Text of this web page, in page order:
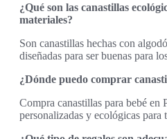
¿Qué son las canastillas
materiales?
Son canastillas hechas con
diseñadas para ser buenas para
¿Dónde puedo comprar
Compra canastillas para bebé en
personalizadas y ecológicas para